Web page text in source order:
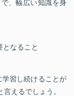
、幅広い知識を身
なること
学習し続けることが
えるでしょう。